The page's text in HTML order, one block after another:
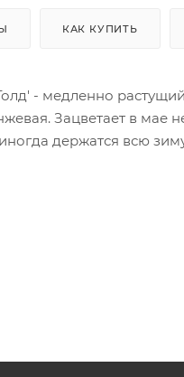
КАК КУПИТЬ
- медленно
Зацветает в мае
держатся всю